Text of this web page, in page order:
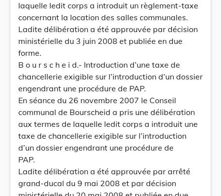
laquelle ledit corps a introduit un règlement-taxe
concernant la location des salles communales.
Ladite délibération a été approuvée par décision
ministérielle du 3 juin 2008 et publiée en due
forme.
B o u r s c h e i d.- Introduction d’une taxe de
chancellerie exigible sur l’introduction d’un dossier
engendrant une procédure de PAP.
En séance du 26 novembre 2007 le Conseil
communal de Bourscheid a pris une délibération
aux termes de laquelle ledit corps a introduit une
taxe de chancellerie exigible sur l’introduction
d’un dossier engendrant une procédure de
PAP.
Ladite délibération a été approuvée par arrêté
grand-ducal du 9 mai 2008 et par décision